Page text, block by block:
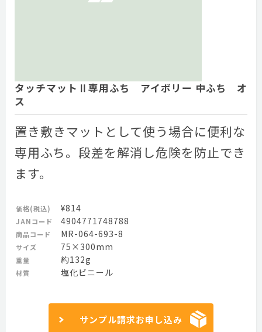
タッチマットⅡ専用ふち アイボリー 中ふち オ
ス
置き敷きマットとして使う場合に便利な
専用ふち。段差を解消し危険を防止でき
ます。
価格(税込) ¥814
JANコード 4904771748788
商品コード MR-064-693-8
サイズ 75×300mm
重量 約132g
材質 塩化ビニール
サンプル請求お申し込み